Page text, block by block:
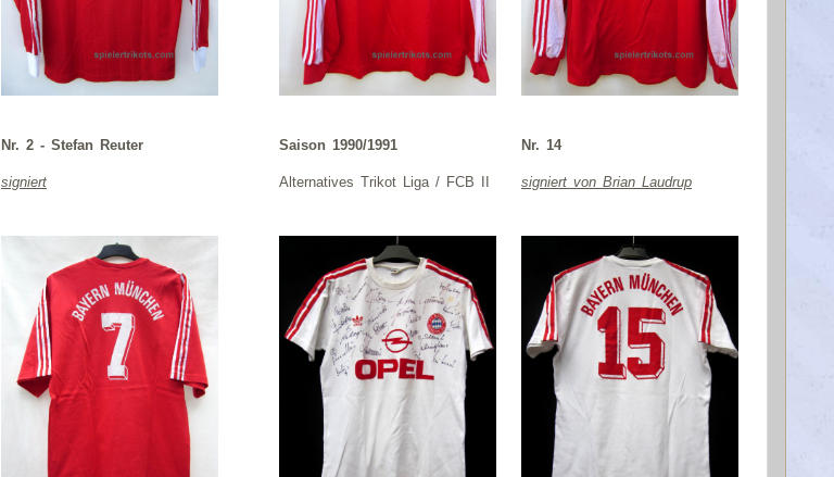
Nr. 2 - Stefan Reuter
signiert
Saison 1990/1991
Alternatives Trikot Liga / FCB II
Nr. 14
signiert von Brian Laudrup